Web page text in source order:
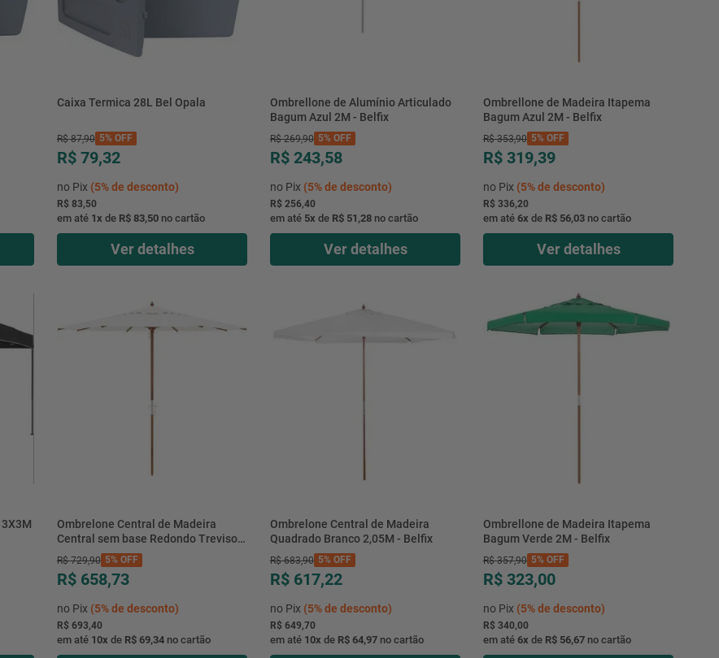
Caixa Termica 28L Bel Opala
R$ 87,90 5%OFF
R$ 79,32
no Pix (5%de desconto)
R$ 83,50
em até 1x de R$ 83,50no cartão
Ver detalhes
Ombrellone de Alumínio Articulado
Bagum Azul 2M - Belfix
R$ 269,90 5%OFF
R$ 243,58
no Pix (5%de desconto)
R$ 256,40
em até 5x de R$ 51,28no cartão
Ver detalhes
Ombrellone de Madeira Itapema
Bagum Azul 2M - Belfix
R$ 353,90 5%OFF
R$ 319,39
no Pix (5%de desconto)
R$ 336,20
em até 6x de R$ 56,03no cartão
Ver detalhes
Ombrelone Central de Madeira
Central sem base Redondo Treviso
Branco 3M - Bel
R$ 729,90 5%OFF
R$ 658,73
no Pix (5%de desconto)
R$ 693,40
em até 10x de R$ 69,34no cartão
Ombrelone Central de Madeira
Quadrado Branco 2,05M - Belfix
R$ 683,90 5%OFF
R$ 617,22
no Pix (5%de desconto)
R$ 649,70
em até 10x de R$ 64,97no cartão
Ombrellone de Madeira Itapema
Bagum Verde 2M - Belfix
R$ 357,90 5%OFF
R$ 323,00
no Pix (5%de desconto)
R$ 340,00
em até 6x de R$ 56,67no cartão